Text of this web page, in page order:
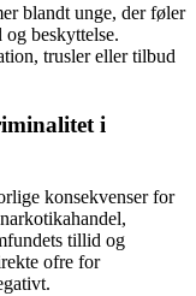
blandt unge, der føler
beskyttelse.
trusler eller tilbud
i
konsekvenser for
tillid og
ofre for